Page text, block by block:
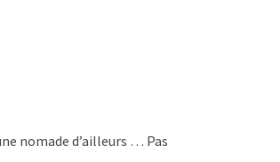
nomade d’ailleurs … Pas